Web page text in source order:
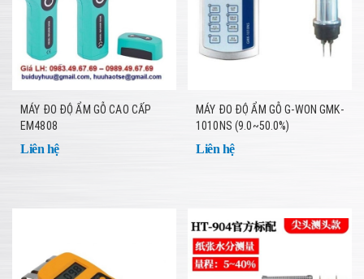
MÁY ĐO ĐỘ ẨM GỖ CAO CẤP
EM4808
Liên hệ
MÁY ĐO ĐỘ ẨM GỖ G-WON GMK-
1010NS (9.0~50.0%)
Liên hệ